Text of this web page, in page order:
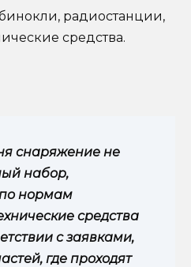
радиостанции,
средства.
снаряжение не
набор,
нормам
средства
с заявками,
где проходят